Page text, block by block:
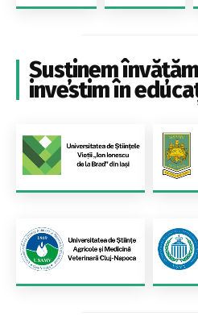
Susținem
investim în